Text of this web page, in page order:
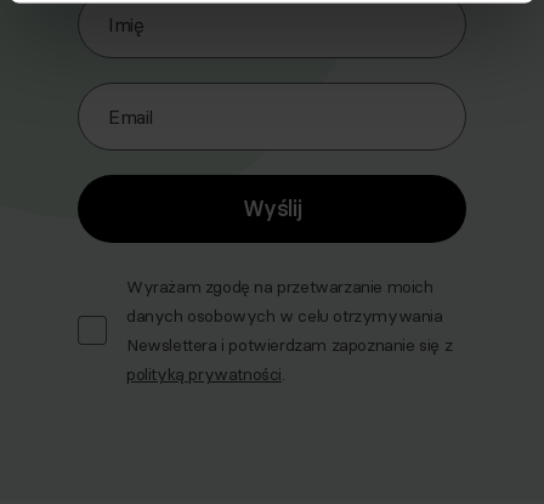
Imię
Email
Wyślij
Wyrażam zgodę na przetwarzanie moich
danych osobowych w celu otrzymywania
Newslettera i potwierdzam zapoznanie się z
polityką prywatności.